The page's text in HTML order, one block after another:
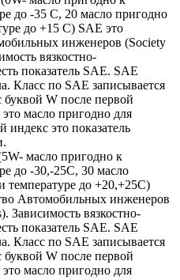
до -35 С, 20 масло пригодно
до +15 С) SAE это
инженеров (Society
вязкостно-
показатель SAE. SAE
Класс по SAE записывается
буквой W после первой
масло пригодно для
индекс это показатель
масло пригодно к
до -30,-25С, 30 масло
температуре до +20,+25С)
Автомобильных инженеров
Зависимость вязкостно-
показатель SAE. SAE
Класс по SAE записывается
буквой W после первой
масло пригодно для